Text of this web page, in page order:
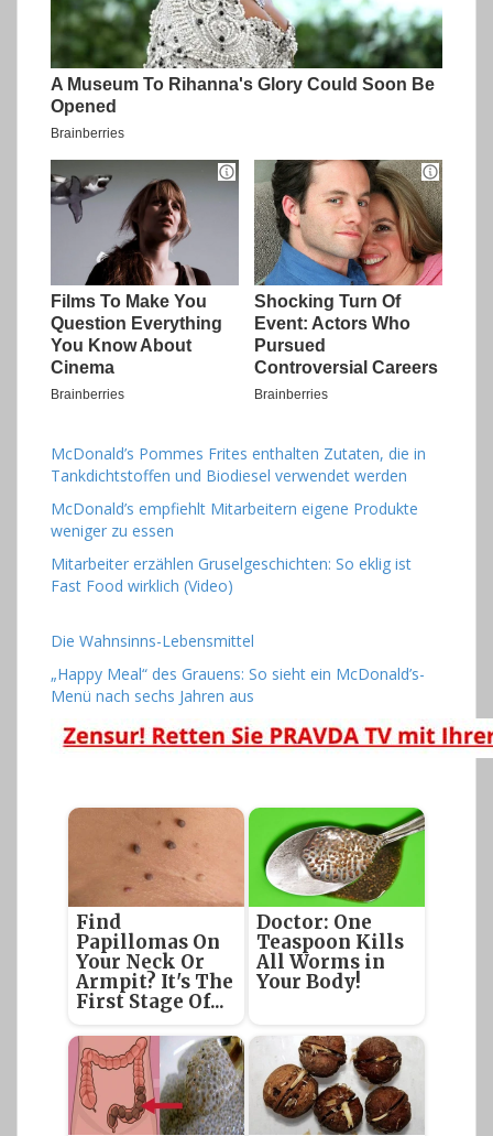
McDonald’s Pommes Frites enthalten Zutaten, die in
Tankdichtstoffen und Biodiesel verwendet werden
McDonald’s empfiehlt Mitarbeitern eigene Produkte
weniger zu essen
Mitarbeiter erzählen Gruselgeschichten: So eklig ist
Fast Food wirklich (Video)
Die Wahnsinns-Lebensmittel
„Happy Meal“ des Grauens: So sieht ein McDonald’s-
Menü nach sechs Jahren aus
Find
Papillomas On
Your Neck Or
Armpit? It's The
First Stage Of...
Doctor: One
Teaspoon Kills
All Worms in
Your Body!